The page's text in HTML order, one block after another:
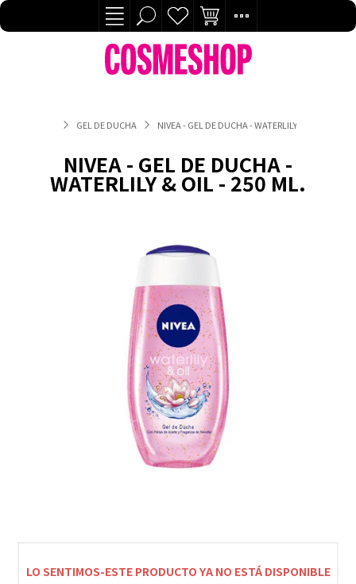
GEL DE DUCHA NIVEA - GEL DE DUCHA - WATERLILY & OIL - 250
NIVEA - GEL DE DUCHA -
WATERLILY & OIL - 250 ML.
LO SENTIMOS-ESTE PRODUCTO YA NO ESTÁ DISPONIBLE